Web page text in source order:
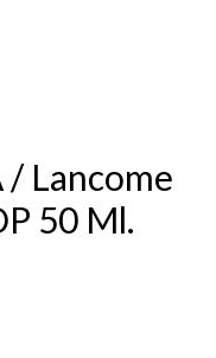
/ Lancome
50 Ml.